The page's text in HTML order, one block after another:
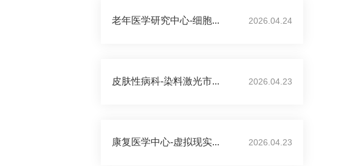
老年医学研究中心-细胞... 2026.04.24
皮肤性病科-染料激光市... 2026.04.23
康复医学中心-虚拟现实... 2026.04.23